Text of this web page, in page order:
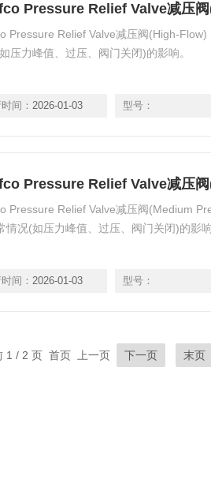
Pressure Relief Valve减压
Pressure Relief Valve减压阀(High-Flow)
压力峰值、过压、阀门关闭)的影响。
间： 2026-01-03 型号：
Pressure Relief Valve减压
Pressure Relief Valve减压阀(Medium
情况(如压力峰值、过压、阀门关闭)的影响
间： 2026-01-03 型号：
1 / 2 页 首页 上一页 下一页 末页